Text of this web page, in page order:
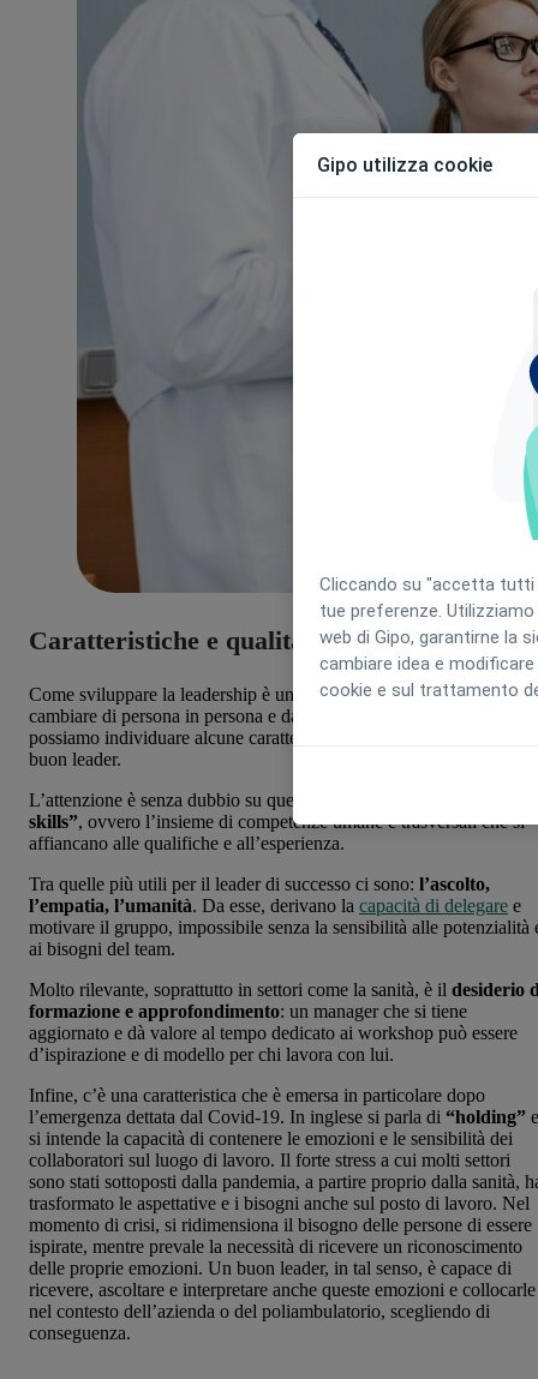
Caratteristiche e qualità di un leader
Come sviluppare la leadership è un processo personale che può
cambiare di persona in persona e da contesto a contesto, però
possiamo individuare alcune caratteristiche e qualità che fanno un
buon leader.
L’attenzione è senza dubbio su quelle che vengono chiamate
skills”, ovvero l’insieme di competenze umane e trasversali che si
affiancano alle qualifiche e all’esperienza.
Tra quelle più utili per il leader di successo ci sono: l’ascolto,
l’empatia, l’umanità. Da esse, derivano la capacità di delegare e
motivare il gruppo, impossibile senza la sensibilità alle potenzialità
ai bisogni del team.
Molto rilevante, soprattutto in settori come la sanità, è il desiderio
formazione e approfondimento: un manager che si tiene
aggiornato e dà valore al tempo dedicato ai workshop può essere
d’ispirazione e di modello per chi lavora con lui.
Infine, c’è una caratteristica che è emersa in particolare dopo
l’emergenza dettata dal Covid-19. In inglese si parla di “holding” e
si intende la capacità di contenere le emozioni e le sensibilità dei
collaboratori sul luogo di lavoro. Il forte stress a cui molti settori
sono stati sottoposti dalla pandemia, a partire proprio dalla sanità,
trasformato le aspettative e i bisogni anche sul posto di lavoro. Nel
momento di crisi, si ridimensiona il bisogno delle persone di essere
ispirate, mentre prevale la necessità di ricevere un riconoscimento
delle proprie emozioni. Un buon leader, in tal senso, è capace di
ricevere, ascoltare e interpretare anche queste emozioni e collocarle
nel contesto dell’azienda o del poliambulatorio, scegliendo di
conseguenza.
Gipo utilizza cookie
Cliccando su "accetta tutti
tue preferenze.
web di Gipo, garantirne la
cambiare idea e
cookie e sul trattamento